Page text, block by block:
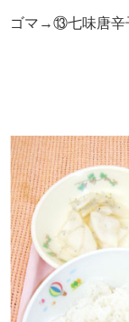
ゴマ→⑬七味唐辛